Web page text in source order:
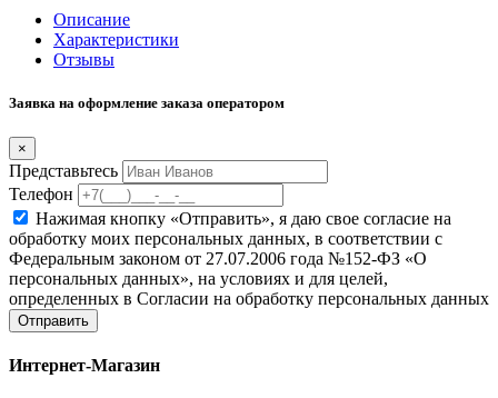
Описание
Характеристики
Отзывы
Заявка на оформление заказа оператором
×
Представьтесь
Телефон
Нажимая кнопку «Отправить», я даю свое согласие на
обработку моих персональных данных, в соответствии с
Федеральным законом от 27.07.2006 года №152-ФЗ «О
персональных данных», на условиях и для целей,
определенных в Согласии на обработку персональных данных
Отправить
Интернет-Магазин